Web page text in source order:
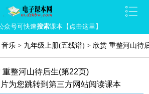
众号可快速搜索课本【点击这里】
音乐 > 九年级上册(五线谱) > 欣赏 重整河山待
重整河山待后生(第22页)
为您跳转到第三方网站阅读课本